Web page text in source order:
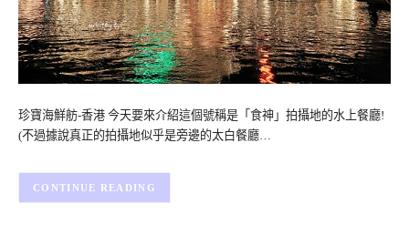
珍寶海鮮舫-香港 今天要來介紹這個號稱是「食神」拍攝地的水上餐廳!
(不過據說真正的拍攝地似乎是旁邊的太白餐廳…
CONTINUE READING